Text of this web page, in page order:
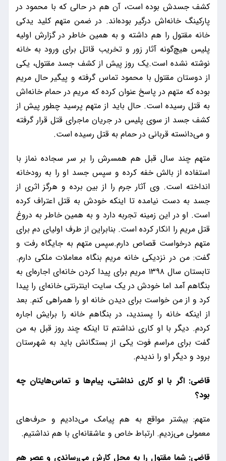
کشف جسدش بوده است، آن هم در حالی که با محمود در
پارکینگ خانه‌اش درگیر بوده‌اند. در ضمن متهم کلید یدکی
خانه مقتول را هم داشته و به همین خاطر در گزارش اولیه
پلیس هیچ‌گونه آثار زور و تخریب قاتل برای ورود به خانه
نوشته نشده است.یک روز پیش از کشف جسد مقتول، یکی
از دوستان مقتول با محمود تماس گرفته و پیگیر حال مریم
بوده که متهم در پاسخ عنوان کرده که مریم در حمام خانه‌اش
به قتل رسیده است. حال باید از متهم پرسید چطور پیش از
کشف جسد از سوی پلیس در جریان ماجرای قتل قرار گرفته
و می‌دانسته قربانی در حمام به قتل رسیده است.
متهم چند سال قبل هم همسرش را بر سر سجاده نماز با
استفاده از بالش خفه کرده و سپس جسد او را به رودخانه
انداخته است. وی آثار جرم را از بین برده و هرگز اثری از
جسد به دست نیامده تا اینکه خودش به قتل اعتراف کرده
است. او در این زمینه تجربه دارد و به همین خاطر به دروغ
قتل مریم را انکار کرده است. بنابراین از طرف اولیای دم برای
متهم درخواست قصاص دارم.سپس متهم به جایگاه رفت و
گفت: من در نزدیکی خانه مریم بنگاه معاملات ملکی دارم.
تابستان سال ۱۳۹۸ مریم برای پیدا کردن خانه‌ای اجاره‌ای به
بنگاهم آمد اما خودش در یک سایت اینترنتی خانه‌ای را پیدا
کرد و از من خواست برای دیدن خانه او را همراهی کنم. بعد
از اینکه خانه را پسندید، در بنگاهم خانه را برایش اجاره
کردم. دیگر با او کاری نداشتم تا اینکه چند روز قبل به من
گفت برای مراسم فوت یکی از بستگانش باید به شهرستان
برود و دیگر او را ندیدم.
قاضی: اگر با او کاری نداشتی، پیام‌ها و تماس‌هایتان چه
بود؟
متهم: بیشتر مواقع به هم پیامک می‌دادیم و حرف‌های
معمولی می‌زدیم. ارتباط خاص و عاشقانه‌ای با هم نداشتیم.
قاضی: شما مقتول را به محل کارش می‌رساندی و عصر هم